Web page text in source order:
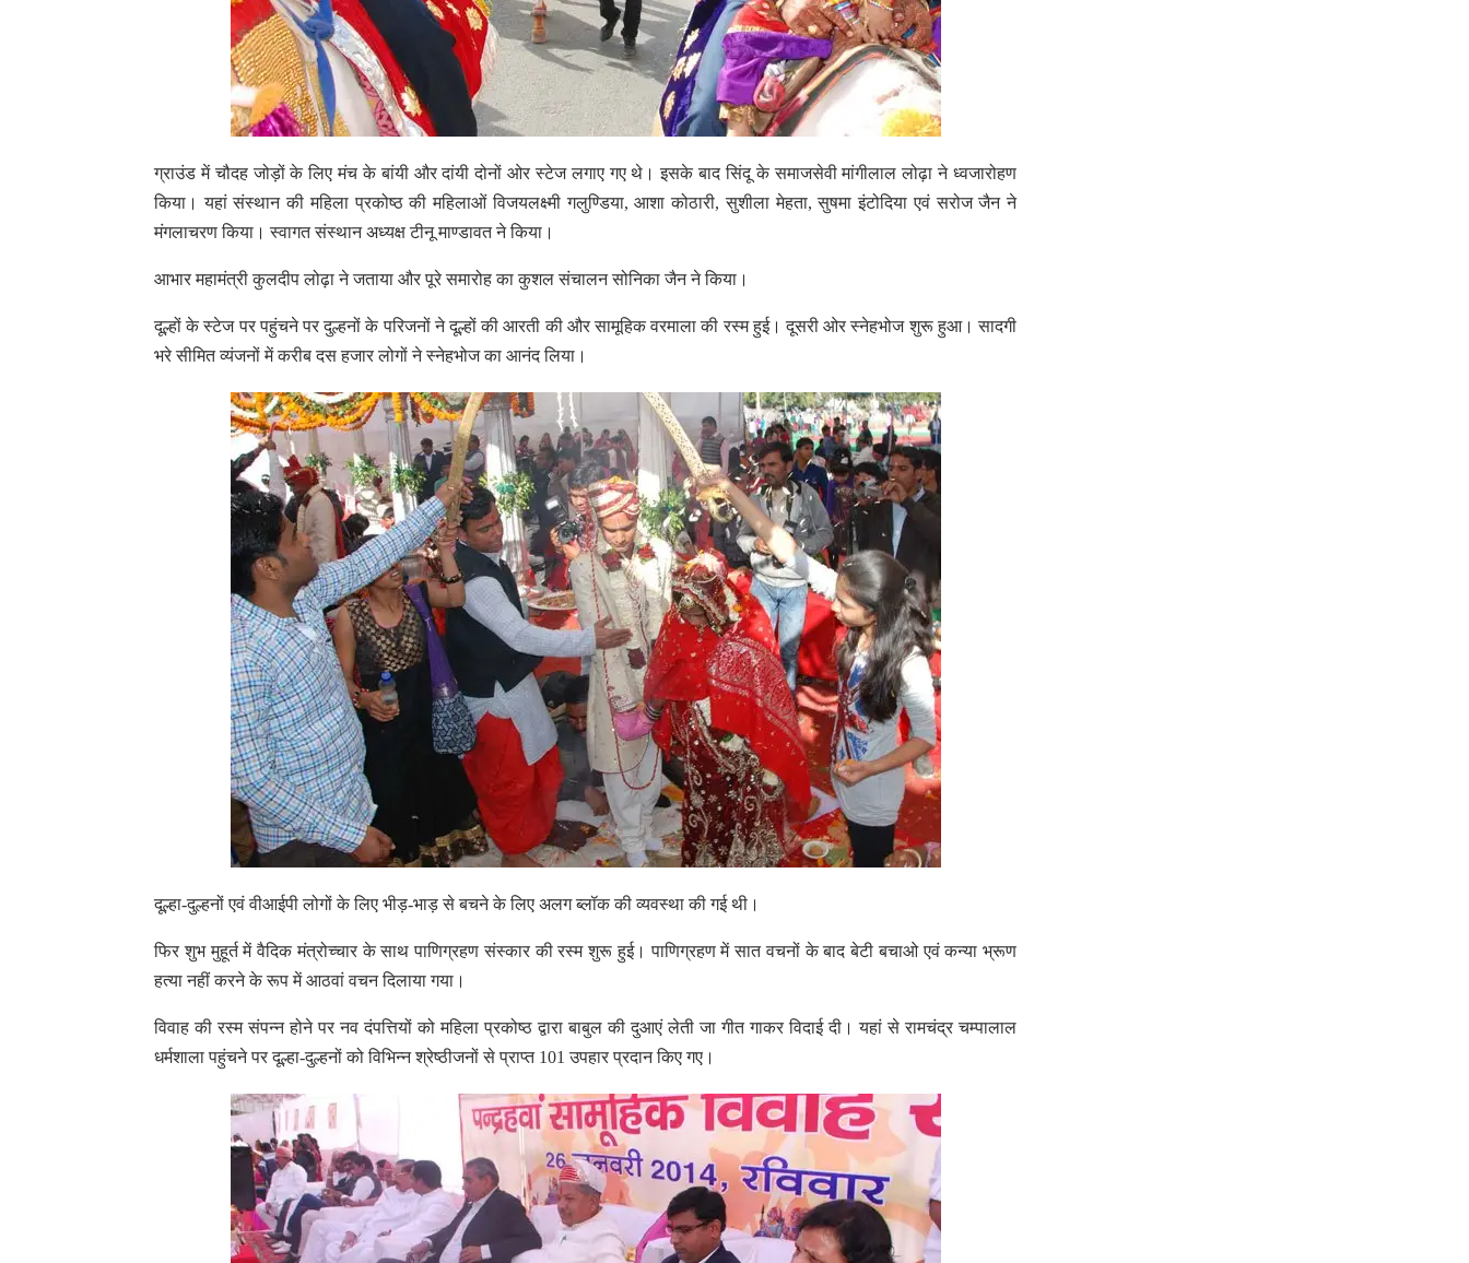
ग्राउंड में चौदह जोड़ों के लिए मंच के बांयी और दांयी दोनों ओर स्टेज लगाए गए थे। इसके बाद सिंदू के समाजसेवी मांगीलाल लोढ़ा ने ध्वजारोहण
किया। यहां संस्थान की महिला प्रकोष्ठ की महिलाओं विजयलक्ष्मी गलुण्डिया, आशा कोठारी, सुशीला मेहता, सुषमा इंटोदिया एवं सरोज जैन ने
मंगलाचरण किया। स्वागत संस्थान अध्यक्ष टीनू माण्डावत ने किया।
आभार महामंत्री कुलदीप लोढ़ा ने जताया और पूरे समारोह का कुशल संचालन सोनिका जैन ने किया।
दूल्हों के स्टेज पर पहुंचने पर दुल्हनों के परिजनों ने दूल्हों की आरती की और सामूहिक वरमाला की रस्म हुई। दूसरी ओर स्नेहभोज शुरू हुआ। सादगी
भरे सीमित व्यंजनों में करीब दस हजार लोगों ने स्नेहभोज का आनंद लिया।
दूल्हा-दुल्हनों एवं वीआईपी लोगों के लिए भीड़-भाड़ से बचने के लिए अलग ब्लॉक की व्यवस्था की गई थी।
फिर शुभ मुहूर्त में वैदिक मंत्रोच्चार के साथ पाणिग्रहण संस्कार की रस्म शुरू हुई। पाणिग्रहण में सात वचनों के बाद बेटी बचाओ एवं कन्या भ्रूण
हत्या नहीं करने के रूप में आठवां वचन दिलाया गया।
विवाह की रस्म संपन्न होने पर नव दंपत्तियों को महिला प्रकोष्ठ द्वारा बाबुल की दुआएं लेती जा गीत गाकर विदाई दी। यहां से रामचंद्र चम्पालाल
धर्मशाला पहुंचने पर दूल्हा-दुल्हनों को विभिन्न श्रेष्ठीजनों से प्राप्त 101 उपहार प्रदान किए गए।